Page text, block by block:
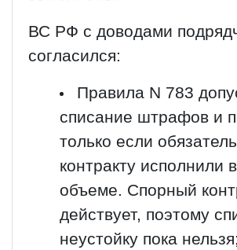
ВС РФ с доводами
согласился:
Правила N 783
списание штрафов и
только если
контракту исполнили
объеме. Спорный
действует, поэтому
неустойку пока нельзя;